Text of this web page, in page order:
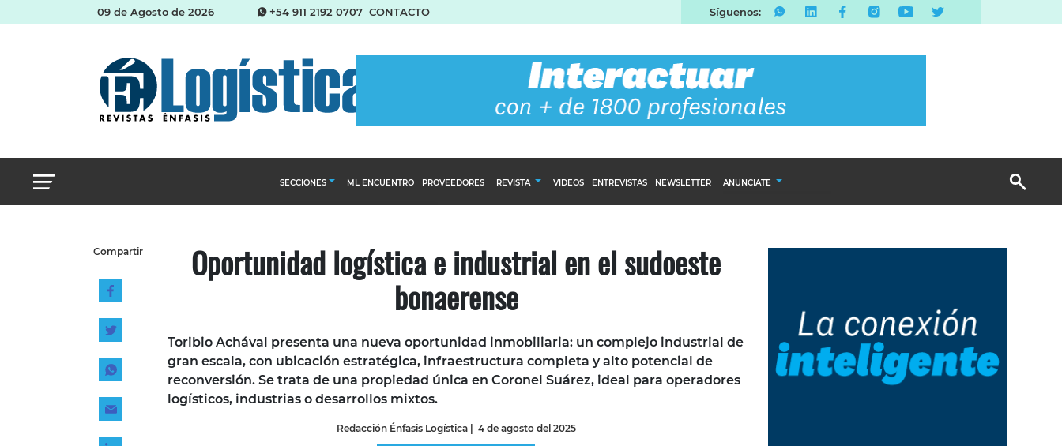
09 de Agosto de 2026 +54 911 2192 0707 CONTACTO Síguenos:
SECCIONES
Almacenes e inventarios
Cadena de Suministro del Agro
Management
Tecnología
Transporte
ML ENCUENTRO PROVEEDORES REVISTA
SUSCRÍBASE
VIDEOS ENTREVISTAS NEWSLETTER ANUNCIATE
Email Marketing
Compartir Oportunidad logística e industrial en el sudoeste
bonaerense
Toribio Achával presenta una nueva oportunidad inmobiliaria: un complejo industrial de
gran escala, con ubicación estratégica, infraestructura completa y alto potencial de
reconversión. Se trata de una propiedad única en Coronel Suárez, ideal para operadores
logísticos, industrias o desarrollos mixtos.
Redacción Énfasis Logística| 4 de agosto del 2025